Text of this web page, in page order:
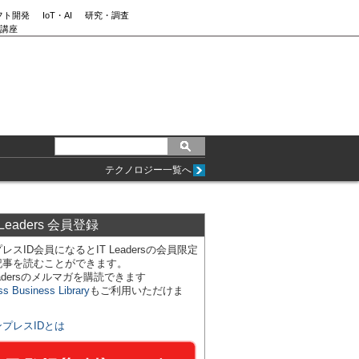
ト開発 IoT・AI
研究・調査
座
テクノロジー一覧へ
会員登録
スID会員になるとIT Leadersの会員限定
を読むことができます。
のメルマガを購読できます
Business Libraryもご利用いただけま
プレスIDとは